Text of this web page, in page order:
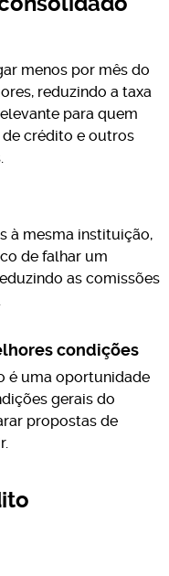
menos por mês do
reduzindo a taxa
para quem
crédito e outros
à mesma instituição,
de falhar um
as comissões
condições
é uma oportunidade
gerais do
propostas de